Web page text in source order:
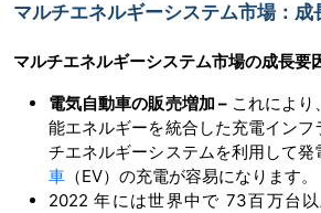
マルチエネルギーシステム市場：成
マルチエネルギーシステム市場の成長要
電気自動車の販売増加 –これにより
能エネルギーを統合した充電イン
チエネルギーシステムを利用して発
車 （EV）の充電が容易になります。
2022 年には世界中で 73百万台